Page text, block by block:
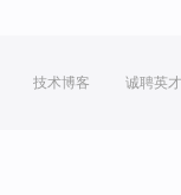
技术博客 诚聘英才